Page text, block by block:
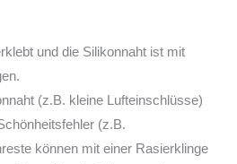
und die Silikonnaht ist mit
(z.B. kleine Lufteinschlüsse)
(z.B.
können mit einer Rasierklinge